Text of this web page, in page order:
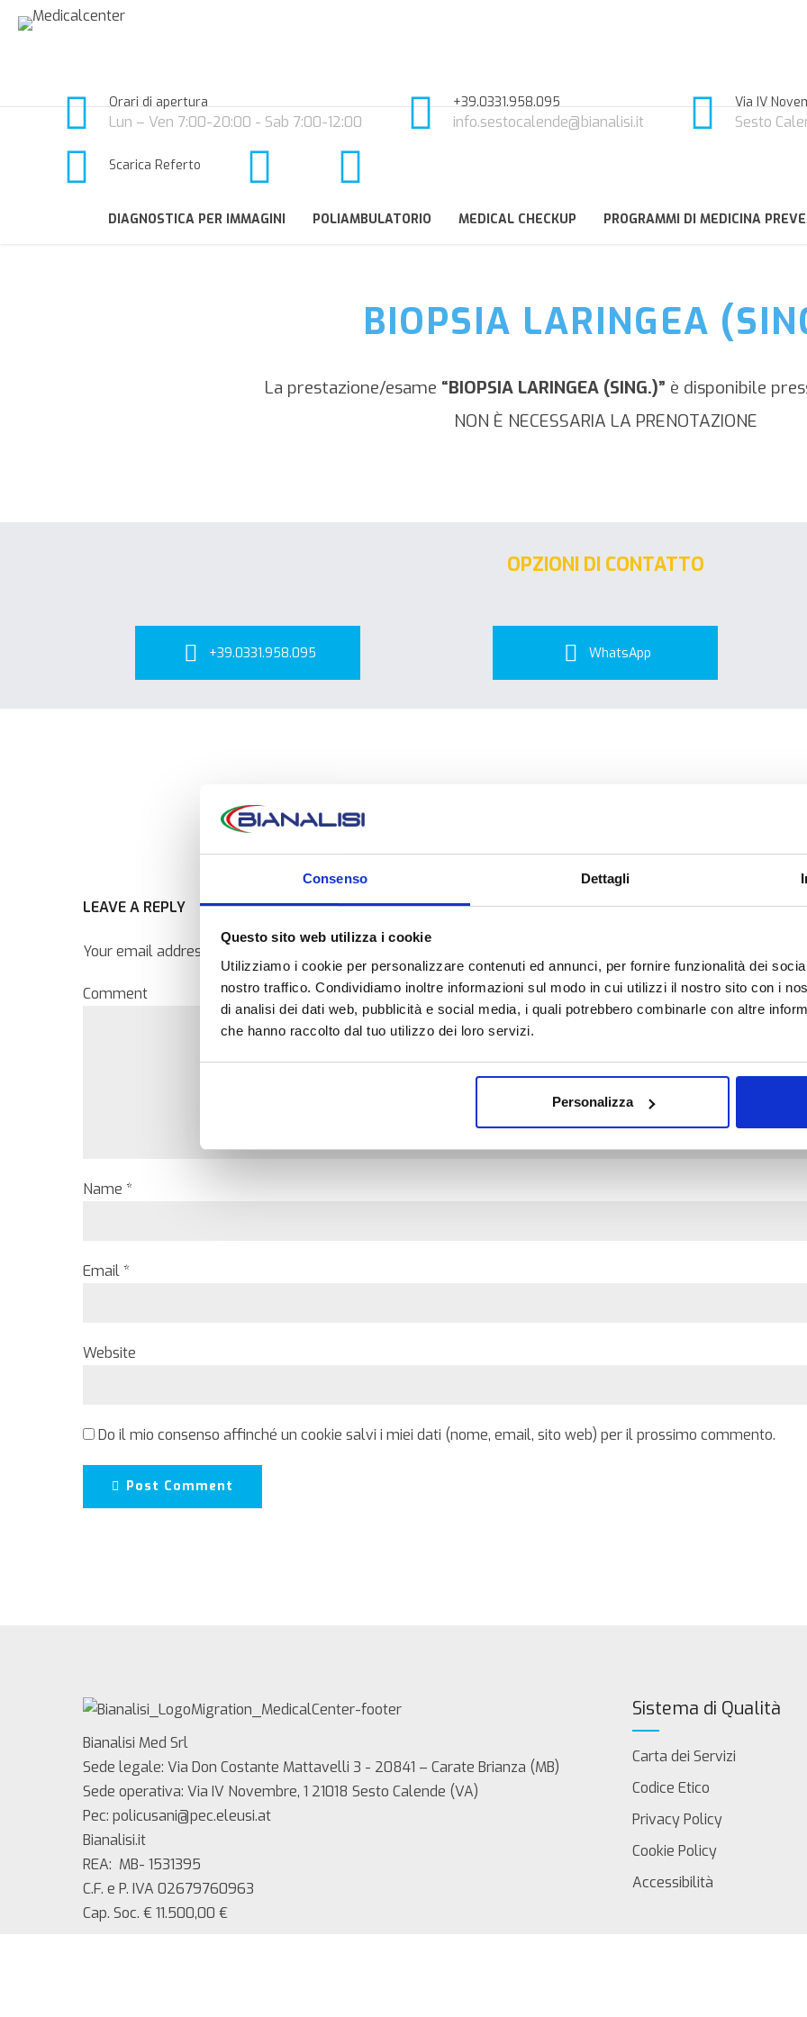
Consenso Dettagli
Questo sito web utilizza i cookie
Utilizziamo i cookie per personalizzare contenuti ed annunci, per fornire funzionalità dei
nostro traffico. Condividiamo inoltre informazioni sul modo in cui utilizzi il nostro sito con i
di analisi dei dati web, pubblicità e social media, i quali potrebbero combinarle con altre
che hanno raccolto dal tuo utilizzo dei loro servizi.
Personalizza
Orari di apertura
Lun – Ven 7:00-20:00 - Sab 7:00-12:00
+39.0331.958.095
info.sestocalende@bianalisi.it
Via IV
Sesto
Scarica Referto
DIAGNOSTICA PER IMMAGINI POLIAMBULATORIO MEDICAL CHECKUP PROGRAMMI DI MEDICINA
BIOPSIA LARINGEA
La prestazione/esame “BIOPSIA LARINGEA (SING.)” è disponibile
NON È NECESSARIA LA PRENOTAZIONE
OPZIONI DI CONTATTO
+39.0331.958.095 WhatsApp
LEAVE A REPLY
Your email address will not be published. Required fields are marked *
Comment
Name *
Email *
Website
Do il mio consenso affinché un cookie salvi i miei dati (nome, email, sito web) per il prossimo commento.
Post Comment
Bianalisi Med Srl
Sede legale: Via Don Costante Mattavelli 3 - 20841 – Carate Brianza (MB)
Sede operativa: Via IV Novembre, 1 21018 Sesto Calende (VA)
Pec: policusani@pec.eleusi.at
Bianalisi.it
REA: MB- 1531395
C.F. e P. IVA 02679760963
Cap. Soc. € 11.500,00 €
Sistema di Qualità
Carta dei Servizi
Codice Etico
Privacy Policy
Cookie Policy
Accessibilità